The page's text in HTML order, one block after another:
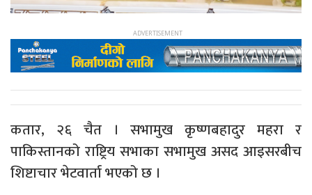
कतार, २६ चैत । सभामुख कृष्णबहादुर महरा र
पाकिस्तानको राष्ट्रिय सभाका सभामुख असद आइसरबीच
शिष्टाचार भेटवार्ता भएको छ ।